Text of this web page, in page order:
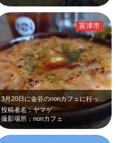
3月20日に金谷のnonカフェに行ってきました。とても美味しいドリアでした。コ…
投稿者名：ヤマゲ
撮影場所：nonカフェ
富津市